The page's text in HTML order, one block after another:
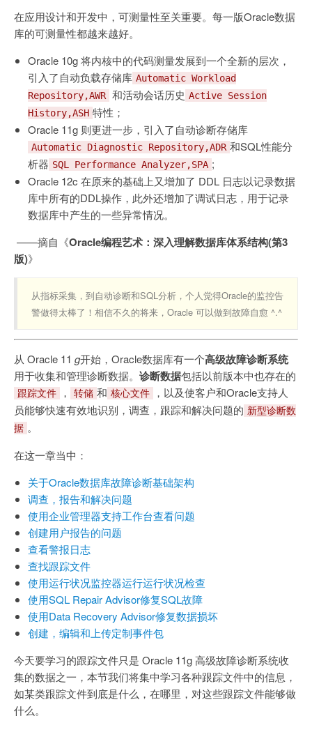
在应用设计和开发中，可测量性至关重要。每一版Oracle数据
库的可测量性都越来越好。
Oracle 10g 将内核中的代码测量发展到一个全新的层次，
引入了自动负载存储库 Automatic Workload
Repository,AWR 和活动会话历史 Active Session
History,ASH 特性；
Oracle 11g 则更进一步，引入了自动诊断存储库
Automatic Diagnostic Repository,ADR 和SQL性能分
析器 SQL Performance Analyzer,SPA ;
Oracle 12c 在原来的基础上又增加了 DDL 日志以记录数据
库中所有的DDL操作，此外还增加了调试日志，用于记录
数据库中产生的一些异常情况。
​ ——摘自《Oracle编程艺术：深入理解数据库体系结构(第3
版)》
从指标采集，到自动诊断和SQL分析，个人觉得Oracle的监控告
警做得太棒了！相信不久的将来，Oracle 可以做到故障自愈 ^.^
从 Oracle 11 g开始，Oracle数据库有一个高级故障诊断系统
用于收集和管理诊断数据。 诊断数据包括以前版本中也存在的
跟踪文件 ， 转储 和 核心文件
，以及使客户和Oracle支持人
员能够快速有效地识别，调查，跟踪和解决问题的 新型诊断数
据 。
在这一章当中：
关于Oracle数据库故障诊断基础架构
调查，报告和解决问题
使用企业管理器支持工作台查看问题
创建用户报告的问题
查看警报日志
查找跟踪文件
使用运行状况监控器运行运行状况检查
使用SQL Repair Advisor修复SQL故障
使用Data Recovery Advisor修复数据损坏
创建，编辑和上传定制事件包
今天要学习的跟踪文件只是 Oracle 11g 高级故障诊断系统收
集的数据之一，本节我们将集中学习各种跟踪文件中的信息，
如某类跟踪文件到底是什么，在哪里，对这些跟踪文件能够做
什么。